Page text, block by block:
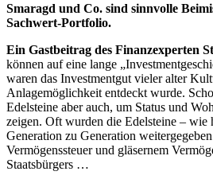
Smaragd und Co. sind sinnvolle
Sachwert-Portfolio.
Ein Gastbeitrag des Finanzexperten
können auf eine lange
waren das Investmentgut vieler alter
Anlagemöglichkeit entdeckt wurde.
Edelsteine aber auch, um Status und
zeigen. Oft wurden die Edelsteine – wie
Generation zu Generation
Vermögenssteuer und gläsernem
Staatsbürgers …